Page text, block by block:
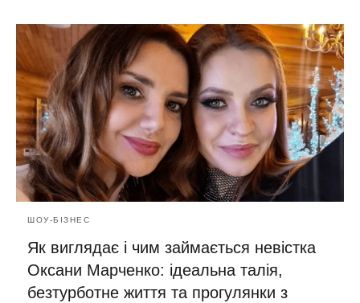
ШОУ-БІЗНЕС
Як виглядає і чим займається невістка
Оксани Марченко: ідеальна талія,
безтурботне життя та прогулянки з